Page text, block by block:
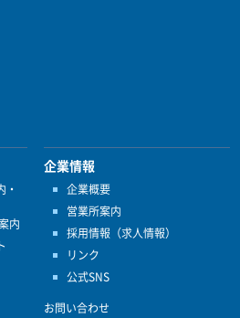
内
企業情報
企業概要
営業所案内
採用情報（求人情報）
リンク
公式SNS
お問い合わせ